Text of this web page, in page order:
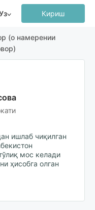
Кириш
(о намерении
ишлаб чиқилган
мос келади
ҳисобга олган